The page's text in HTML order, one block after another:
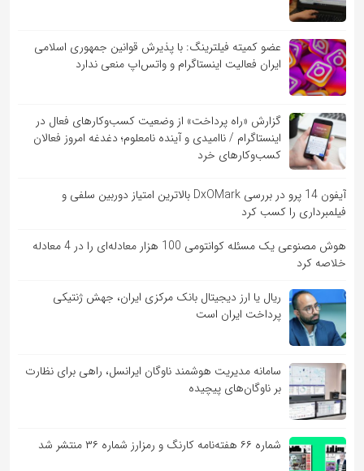
عضو کمیته فیلترینگ: با پذیرش قوانین جمهوری اسلامی
ایران فعالیت اینستاگرام و واتس‌اپ منعی ندارد
گزارش «راه پرداخت» از وضعیت کسب‌وکارهای فعال در
اینستاگرام / ناامیدی و آینده نامعلوم؛ دغدغه امروز فعالان
کسب‌وکارهای خرد
آیفون 14 پرو در بررسی DxOMark بالاترین امتیاز دوربین سلفی و
فیلمبرداری را کسب کرد
هوش مصنوعی یک مسئله کوانتومی 100 هزار معادله‌‎ای را در 4 معادله
خلاصه کرد
ریال یا ارز دیجیتال بانک مرکزی ایران، جهش ژنتیکی
پرداخت ایران است
سامانه مدیریت هوشمند ناوگان ایرانسل، راهی برای نظارت
بر ناوگان‌های پیچیده
شماره ۶۶ هفته‌نامه کارنگ و رمزارز شماره ۳۶ منتشر شد